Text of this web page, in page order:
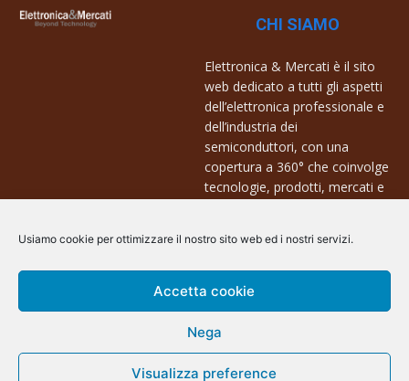
Usiamo cookie per ottimizzare il nostro sito web ed i nostri servizi.
Accetta cookie
Nega
Visualizza preference
CHI SIAMO
Elettronica & Mercati è il sito
web dedicato a tutti gli aspetti
dell’elettronica professionale e
dell’industria dei
semiconduttori, con una
copertura a 360° che coinvolge
tecnologie, prodotti, mercati e
Contatti:
info@arscommunication.it
@ArsCommunication 2023